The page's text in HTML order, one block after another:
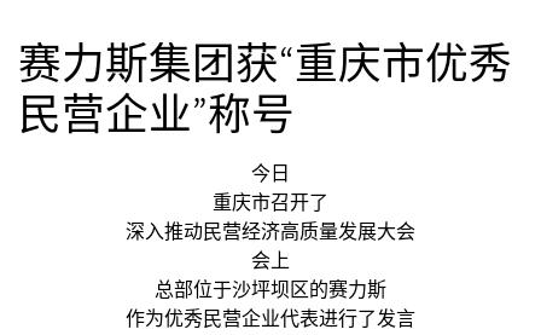
赛力斯集团获“重庆市优秀
民营企业”称号
今日
重庆市召开了
深入推动民营经济高质量发展大会
会上
总部位于沙坪坝区的赛力斯
作为优秀民营企业代表进行了发言